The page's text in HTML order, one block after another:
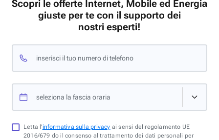
Scopri le offerte Internet, Mobile ed Energia
giuste per te con il supporto dei
nostri esperti!
inserisci il tuo numero di telefono
seleziona la fascia oraria
Letta l'informativa sulla privacy ai sensi del regolamento UE
2016/679 do il consenso al trattamento dei dati personali per